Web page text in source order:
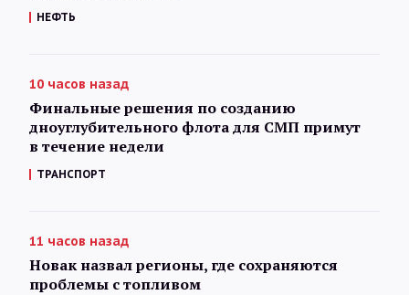
НЕФТЬ
10 часов назад
Финальные решения по созданию
дноуглубительного флота для СМП примут
в течение недели
ТРАНСПОРТ
11 часов назад
Новак назвал регионы, где сохраняются
проблемы с топливом